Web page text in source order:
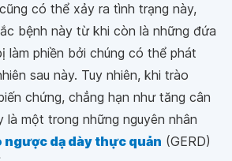
có thể xảy ra tình trạng này,
bệnh này từ khi còn là những đứa
làm phiền bởi chúng có thể phát
sau này. Tuy nhiên, khi trào
chứng, chẳng hạn như tăng cân
là một trong những nguyên nhân
ngược dạ dày thực quản (GERD)